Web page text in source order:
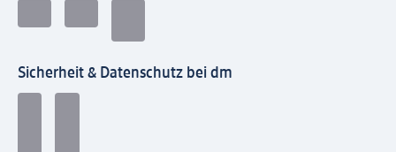
Sicherheit & Datenschutz bei dm